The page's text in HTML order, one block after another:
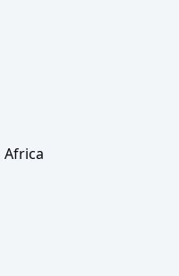
Africa